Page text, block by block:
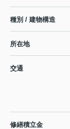
種別 / 建物構造
所在地
交通
修繕積立金